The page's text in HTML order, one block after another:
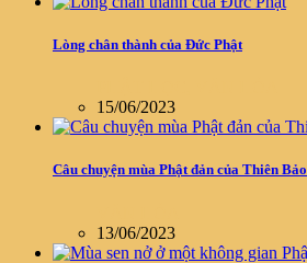
Lòng chân thành của Đức Phật
15/06/2023
Câu chuyện mùa Phật đản của Thiên Bảo
13/06/2023